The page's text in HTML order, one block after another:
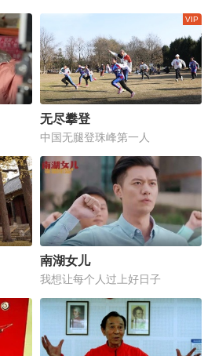
无尽攀登
中国无腿登珠峰第一人
南湖女儿
我想让每个人过上好日子